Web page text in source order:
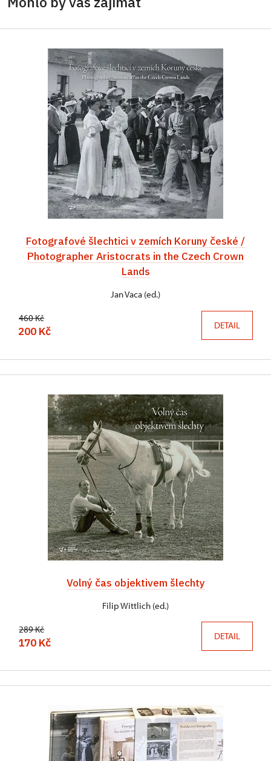
Fotografové šlechtici v zemích Koruny české /
Photographer Aristocrats in the Czech Crown
Lands
Jan Vaca (ed.)
460 Kč
200 Kč DETAIL
Volný čas objektivem šlechty
Filip Wittlich (ed.)
289 Kč
170 Kč DETAIL